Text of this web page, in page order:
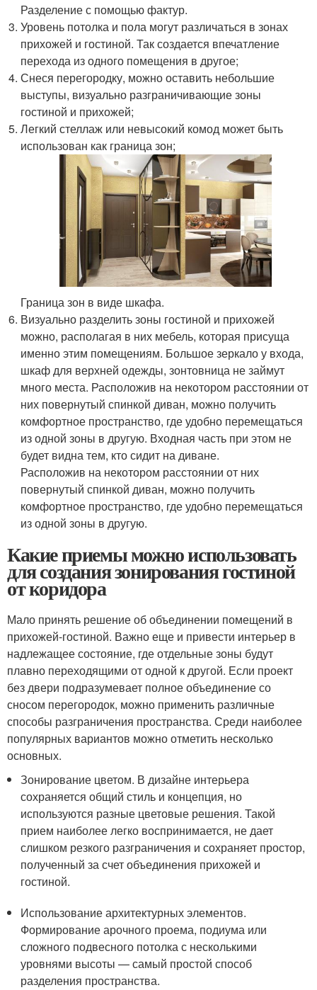
Разделение с помощью фактур.
Уровень потолка и пола могут различаться в зонах
прихожей и гостиной. Так создается впечатление
перехода из одного помещения в другое;
Снеся перегородку, можно оставить небольшие
выступы, визуально разграничивающие зоны
гостиной и прихожей;
Легкий стеллаж или невысокий комод может быть
использован как граница зон;
Граница зон в виде шкафа.
Визуально разделить зоны гостиной и прихожей
можно, располагая в них мебель, которая присуща
именно этим помещениям. Большое зеркало у входа,
шкаф для верхней одежды, зонтовница не займут
много места. Расположив на некотором расстоянии от
них повернутый спинкой диван, можно получить
комфортное пространство, где удобно перемещаться
из одной зоны в другую. Входная часть при этом не
будет видна тем, кто сидит на диване.
Расположив на некотором расстоянии от них
повернутый спинкой диван, можно получить
комфортное пространство, где удобно перемещаться
из одной зоны в другую.
Какие приемы можно использовать
для создания зонирования гостиной
от коридора
Мало принять решение об объединении помещений в
прихожей-гостиной. Важно еще и привести интерьер в
надлежащее состояние, где отдельные зоны будут
плавно переходящими от одной к другой. Если проект
без двери подразумевает полное объединение со
сносом перегородок, можно применить различные
способы разграничения пространства. Среди наиболее
популярных вариантов можно отметить несколько
основных.
Зонирование цветом. В дизайне интерьера
сохраняется общий стиль и концепция, но
используются разные цветовые решения. Такой
прием наиболее легко воспринимается, не дает
слишком резкого разграничения и сохраняет простор,
полученный за счет объединения прихожей и
гостиной.
Использование архитектурных элементов.
Формирование арочного проема, подиума или
сложного подвесного потолка с несколькими
уровнями высоты — самый простой способ
разделения пространства.